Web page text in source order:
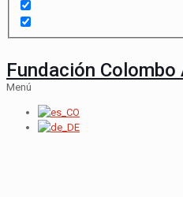
Fundación Colombo
Menú